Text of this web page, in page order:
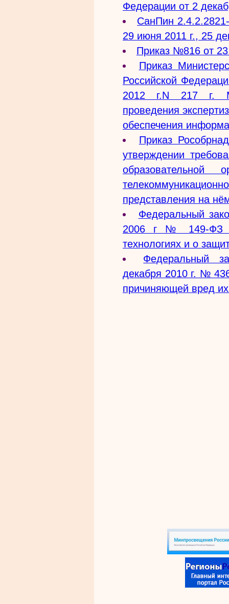
Федерации от 2
СанПин
29 июня 2011 г., 25
Приказ №816 от
Приказ
Российской
2012 г.N 217 г.
проведения
обеспечения
Приказ
утверждении
представления на
Федеральный
2006 г № 149-ФЗ
технологиях и о
Федеральный
декабря 2010 г. №
причиняющей вред